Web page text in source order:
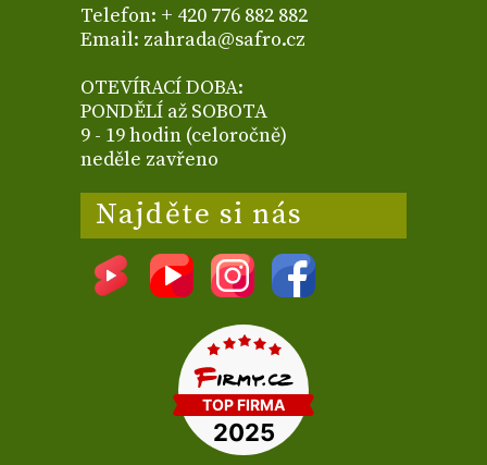
Telefon: + 420 776 882 882
Email: zahrada@safro.cz
OTEVÍRACÍ DOBA:
PONDĚLÍ až SOBOTA
9 - 19 hodin (celoročně)
neděle zavřeno
Najděte si nás